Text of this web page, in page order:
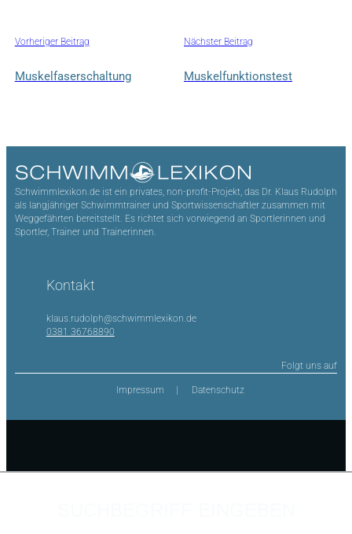
Vorheriger Beitrag
Muskelfaserschaltung
Nächster Beitrag
Muskelfunktionstest
Schwimmlexikon.de ist ein privates, non-profit-Projekt, das Dr. Klaus Rudolph
als langjähriger Schwimmtrainer und Sportwissenschaftler zusammen mit
Weggefährten bereitstellt. Es richtet sich vorwiegend an Sportlerinnen und
Sportler, Trainer und Trainerinnen.
Kontakt
klaus.rudolph@schwimmlexikon.de
0381 36768890
Folgt uns auf
Impressum Datenschutz